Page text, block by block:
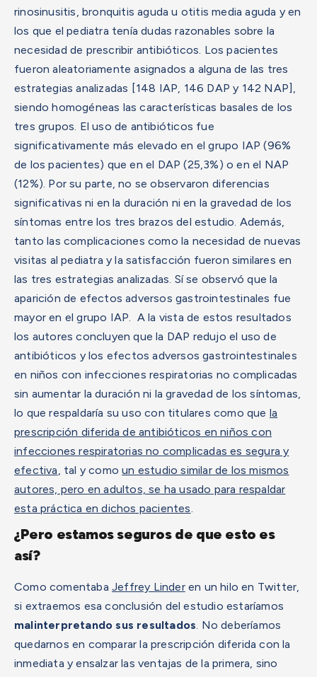
rinosinusitis, bronquitis aguda u otitis media aguda y en
los que el pediatra tenía dudas razonables sobre la
necesidad de prescribir antibióticos. Los pacientes
fueron aleatoriamente asignados a alguna de las tres
estrategias analizadas [148 IAP, 146 DAP y 142 NAP],
siendo homogéneas las características basales de los
tres grupos. El uso de antibióticos fue
significativamente más elevado en el grupo IAP (96%
de los pacientes) que en el DAP (25,3%) o en el NAP
(12%). Por su parte, no se observaron diferencias
significativas ni en la duración ni en la gravedad de los
síntomas entre los tres brazos del estudio. Además,
tanto las complicaciones como la necesidad de nuevas
visitas al pediatra y la satisfacción fueron similares en
las tres estrategias analizadas. Sí se observó que la
aparición de efectos adversos gastrointestinales fue
mayor en el grupo IAP. A la vista de estos resultados
los autores concluyen que la DAP redujo el uso de
antibióticos y los efectos adversos gastrointestinales
en niños con infecciones respiratorias no complicadas
sin aumentar la duración ni la gravedad de los síntomas,
lo que respaldaría su uso con titulares como que la
prescripción diferida de antibióticos en niños con
infecciones respiratorias no complicadas es segura y
efectiva, tal y comoun estudio similar de los mismos
autores, pero en adultos, se ha usado para respaldar
esta práctica en dichos pacientes.
¿Pero estamos seguros de que esto es
así?
Como comentaba Jeffrey Linderen un hilo en Twitter,
si extraemos esa conclusión del estudio estaríamos
malinterpretando sus resultados. No deberíamos
quedarnos en comparar la prescripción diferida con la
inmediata y ensalzar las ventajas de la primera, sino